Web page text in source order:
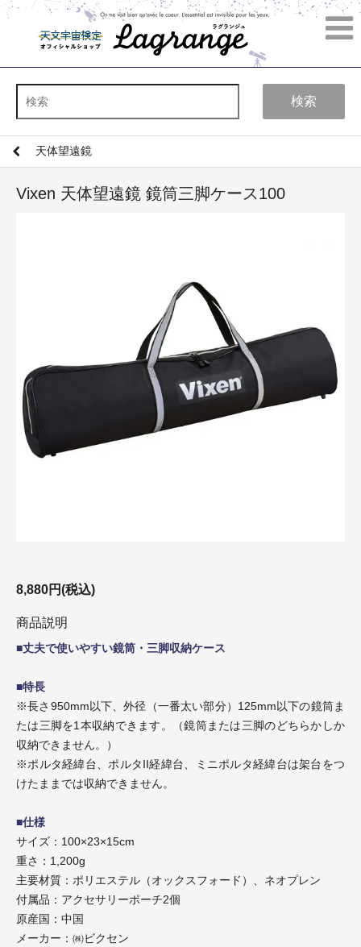
検索
天体望遠鏡
Vixen 天体望遠鏡 鏡筒三脚ケース100
8,880円(税込)
商品説明
■丈夫で使いやすい鏡筒・三脚収納ケース
■特長
※長さ950mm以下、外径（一番太い部分）125mm以下の鏡筒ま
たは三脚を1本収納できます。（鏡筒または三脚のどちらかしか
収納できません。）
※ポルタ経緯台、ポルタII経緯台、ミニポルタ経緯台は架台をつ
けたままでは収納できません。
■仕様
サイズ：100×23×15cm
重さ：1,200g
主要材質：ポリエステル（オックスフォード）、ネオプレン
付属品：アクセサリーポーチ2個
原産国：中国
メーカー：㈱ビクセン